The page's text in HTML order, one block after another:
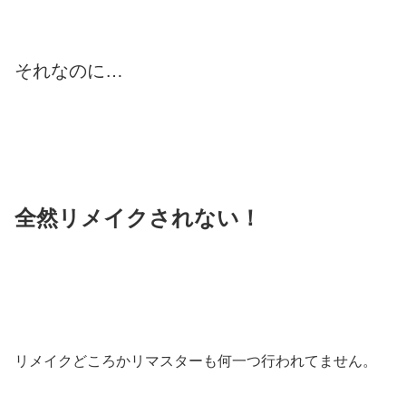
それなのに…
全然リメイクされない！
リメイクどころかリマスターも何一つ行われてません。